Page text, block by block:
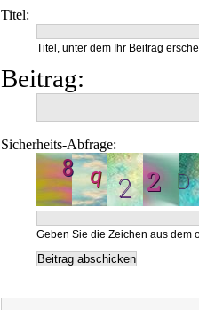
Titel:
Titel, unter dem Ihr Beitrag
Beitrag:
Sicherheits-Abfrage:
Geben Sie die Zeichen aus dem